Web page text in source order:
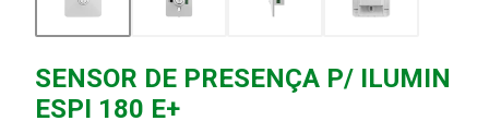
SENSOR DE PRESENÇA P/ ILUMIN
ESPI 180 E+